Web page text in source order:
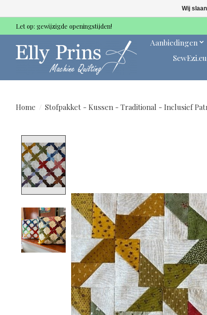
Let op: gewijzigde openingstijden!
Aanbiedingen
SewEzi.eu
Home / Stofpakket - Kussen - Traditional - Inclusief
Wij